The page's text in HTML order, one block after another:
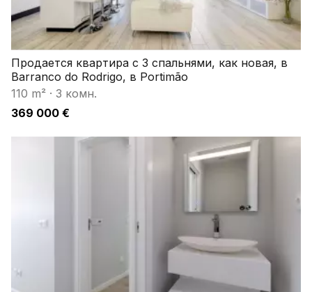
Продается квартира с 3 спальнями, как новая, в
Barranco do Rodrigo, в Portimão
110 m² · 3 комн.
369 000 €